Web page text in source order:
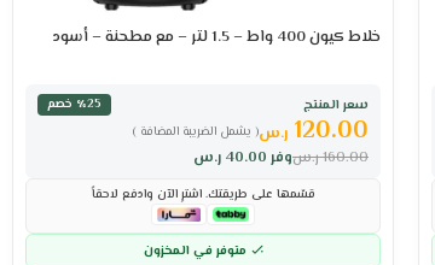
خلاط كيون 400 واط – 1.5 لتر – مع مطحنة – أسود
سعر المنتج
٪25 خصم
( يشمل الضريبة المضافة )
120.00 ر.س
وفر 40.00 ر.س 160.00ر.س
قسّمها على طريقتك. اشترِ الآن وادفع لاحقاً
متوفر في المخزون